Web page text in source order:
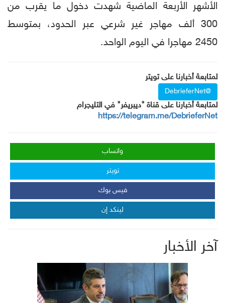
الأشهر الأربعة الماضية شهدت دخول ما يقرب من
300 ألف مهاجر غير شرعي عبر الحدود، بمتوسط
2450 مهاجرا في اليوم الواحد.
لمتابعة أخبارنا على تويتر
@DebrieferNet
لمتابعة أخبارنا على قناة "ديبريفر" في التليجرام
https://telegram.me/DebrieferNet
واتساب
تويتر
فيس بوك
لينكد إن
آخر الأخبار